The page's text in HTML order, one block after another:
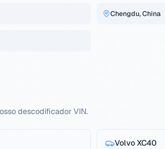
Chengdu, China
descodificador VIN.
Volvo XC40